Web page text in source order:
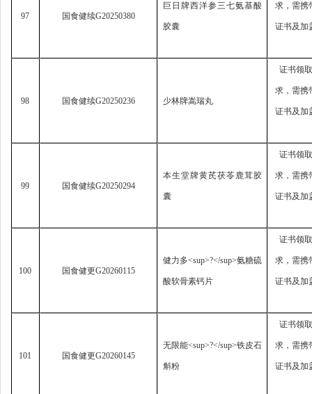
97 国食健续G20250380
巨日牌西洋参三七氨基酸
胶囊
求， 需携
证书及加
98 国食健续G20250236 少林牌嵩瑞丸
证书领
求， 需携
证书及加
99 国食健续G20250294
本生堂牌黄芪茯苓鹿茸胶
囊
证书领
求， 需携
证书及加
100 国食健更G20260115
健力多<sup>?</sup>氨糖硫
酸软骨素钙片
证书领
求， 需携
证书及加
101 国食健更G20260145
无限能<sup>?</sup>铁皮石
斛粉
证书领
求， 需携
证书及加